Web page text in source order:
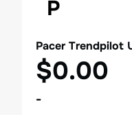
P
Pacer Trendpilot
$0.00
-